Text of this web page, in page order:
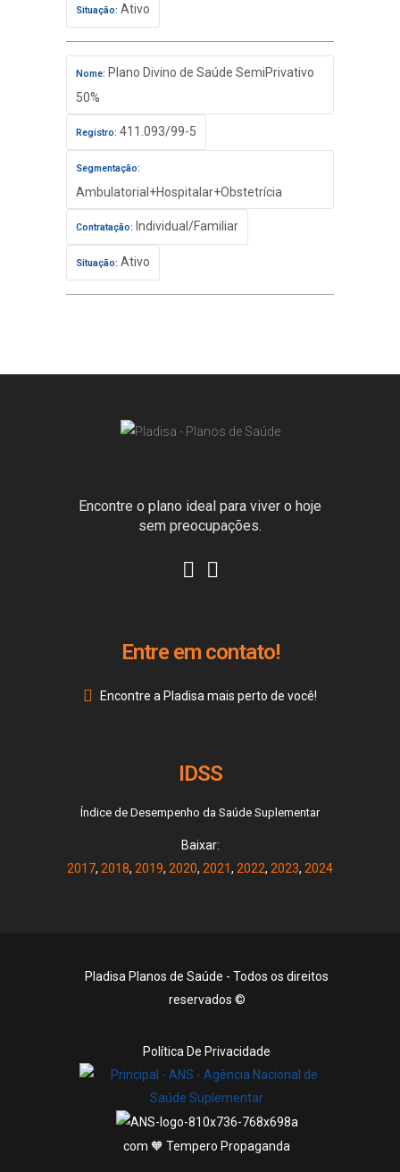
Situação: Ativo
Nome: Plano Divino de Saúde SemiPrivativo
50%
Registro: 411.093/99-5
Segmentação:
Ambulatorial+Hospitalar+Obstetrícia
Contratação: Individual/Familiar
Situação: Ativo
Encontre o plano ideal para viver o hoje
sem preocupações.
Entre em contato!
Encontre a Pladisa mais perto de você!
IDSS
Índice de Desempenho da Saúde Suplementar
Baixar:
2017, 2018, 2019, 2020, 2021, 2022, 2023, 2024
Pladisa Planos de Saúde - Todos os direitos
reservados ©
Política De Privacidade
com 🧡 Tempero Propaganda